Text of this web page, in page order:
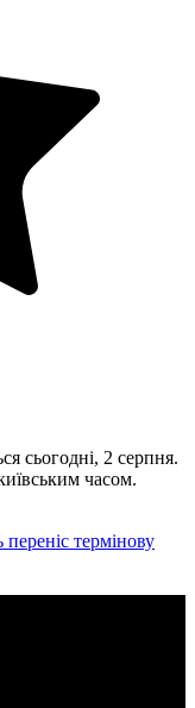
сьогодні, 2 серпня.
часом.
переніс термінову